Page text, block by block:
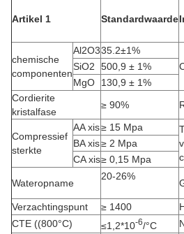
Artikel 1 Standardwaarde
chemische
componenten
Al2O335.2±1%
SiO2
500,9 ± 1%
MgO
130,9 ± 1%
Cordierite
kristalfase
≥ 90%
Compressief
sterkte
AA xis≥ 15 Mpa
BA xis≥ 2 Mpa
CA xis≥ 0,15 Mpa
Wateropname
20-26%
Verzachtingspunt ≥ 1400
CTE ((800°C)
≤1,2*10-6/°C